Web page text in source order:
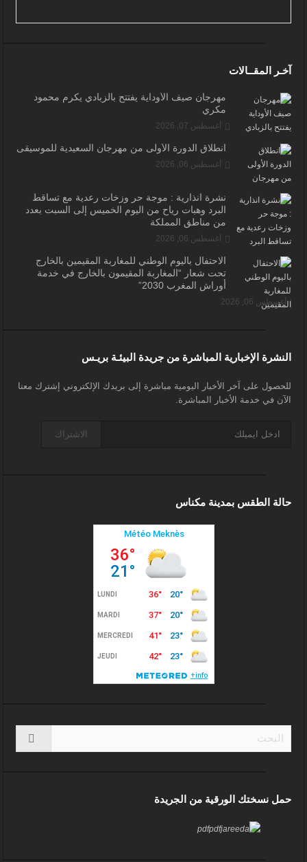
آخـر المقــالات
مهرجان صيف الأوداية يفتتح بالزبادي يكرم محمود
مكري
أغسطس 07, 2026
انطلاق الدورة الأولى من مهرجان السعيدية للموسيقى
أغسطس 06, 2026
نشرة انذارية : موجة حر وزخات رعدية مع تساقط
البرد وهبات رياح من اليوم الخميس إلى السبت بعدد
من مناطق المملكة
أغسطس 06, 2026
الاحتفال باليوم الوطني للمغاربة المقيمين بالخارج
تحت شعار “المغاربة المقيمون بالخارج في خدمة
أوراش المغرب 2030”
أغسطس 06, 2026
النشرة الإخبارية المباشرة من جريدة البيئـة بريـس
للحصول على آخر الأخبار اليومية مباشرة إلى بريدك الإلكتروني إشترك معنا
الآن في خدمة الأخبار المباشرة.
الاشتراك
حالة الطقس بمدينة مكناس
حمل نسختك الورقية من الجريدة